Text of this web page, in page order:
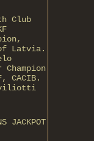
Club
of Latvia.
CACIB.
JACKPOT